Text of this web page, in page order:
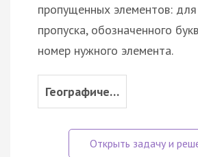
пропущенных элементов:
пропуска, обозначенного
номер нужного элемента.
Географиче…